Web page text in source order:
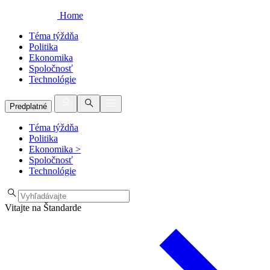
Home
Téma týždňa
Politika
Ekonomika
Spoločnosť
Technológie
Predplatné
Téma týždňa
Politika
Ekonomika >
Spoločnosť
Technológie
Vitajte na Štandarde